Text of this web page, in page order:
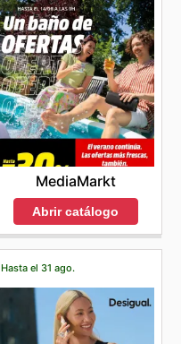
MediaMarkt
Abrir catálogo
Hasta el 31 ago.